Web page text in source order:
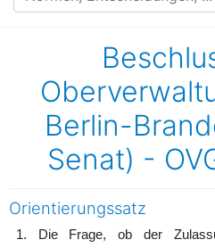
Berlin-
Senat) -
Orientierungssatz
1. Die Frage, ob der